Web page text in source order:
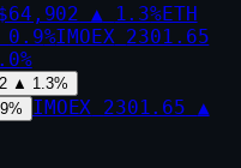
▲ 1.3%ETH
0.9%IMOEX 2301.65
%
▲ 1.3%
% IMOEX 2301.65 ▲